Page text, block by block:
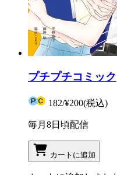
プチプチコミック
182/¥200(税込)
毎月8日頃配信
カートに追加